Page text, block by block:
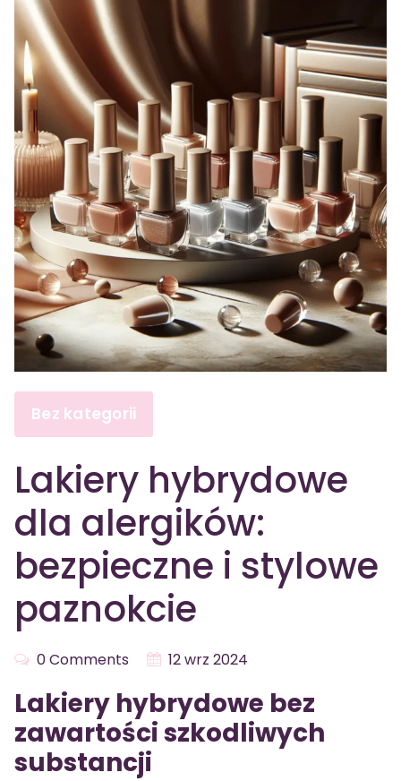
Bez kategorii
Lakiery hybrydowe
dla alergików:
bezpieczne i stylowe
paznokcie
0 Comments 12 wrz 2024
Lakiery hybrydowe bez
zawartości szkodliwych
substancji